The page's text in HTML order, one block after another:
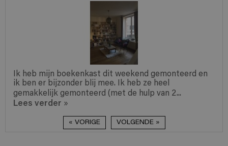
Ik heb mijn boekenkast dit weekend gemonteerd en
ik ben er bijzonder blij mee. Ik heb ze heel
gemakkelijk gemonteerd (met de hulp van 2...
Lees verder »
« VORIGE VOLGENDE »